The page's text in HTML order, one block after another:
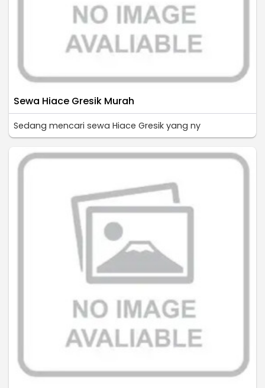
Sewa Hiace Gresik Murah
Sedang mencari sewa Hiace Gresik yang ny